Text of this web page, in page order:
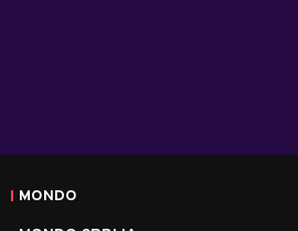
MONDO